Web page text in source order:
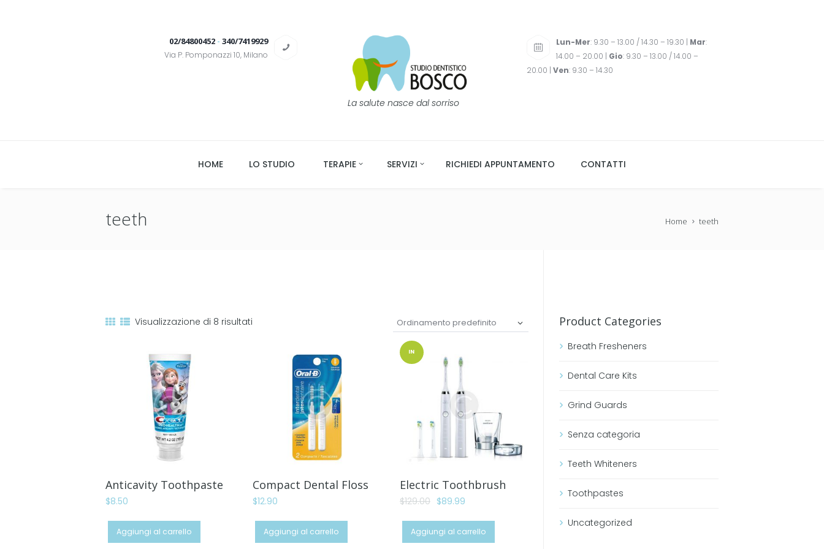
02/84800452- 340/7419929
Via P. Pomponazzi 10, Milano
La salute nasce dal sorriso
Lun-Mer: 9.30 – 13.00 / 14.30 – 19.30 | Mar:
14.00 – 20.00 | Gio: 9.30 – 13.00 / 14.00 –
20.00 | Ven: 9.30 – 14.30
HOME LO STUDIO TERAPIE SERVIZI RICHIEDI APPUNTAMENTO CONTATTI
teeth Home teeth
Visualizzazione di 8 risultati
Anticavity Toothpaste
$8.50
Aggiungi al carrello
Compact Dental Floss
$12.90
Aggiungi al carrello
IN
Electric Toothbrush
$129.00 Il
originale
era:
$89.99Il
attuale
Aggiungi al carrello
Product Categories
Breath Fresheners
Dental Care Kits
Grind Guards
Senza categoria
Teeth Whiteners
Toothpastes
Uncategorized